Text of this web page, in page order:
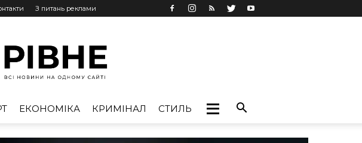
З питань реклами
ЕКОНОМІКА КРИМІНАЛ СТИЛЬ